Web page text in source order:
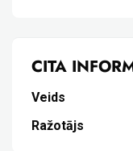
CITA
Veids
Ražotājs